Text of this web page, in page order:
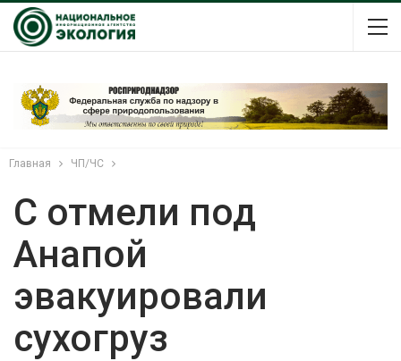
Главная ЧП/ЧС
С отмели под
Анапой
эвакуировали
сухогруз